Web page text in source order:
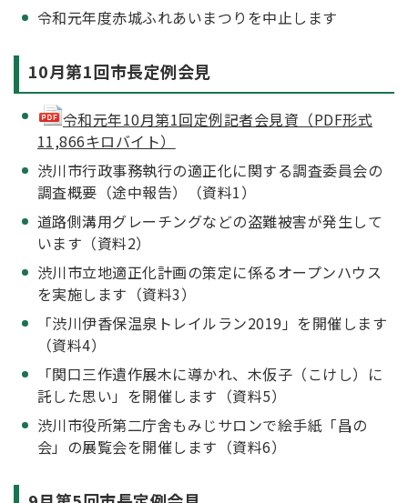
令和元年度赤城ふれあいまつりを中止します
10月第1回市長定例会見
令和元年10月第1回定例記者会見資（PDF形式
11,866キロバイト）
渋川市行政事務執行の適正化に関する調査委員会の
調査概要（途中報告）（資料1）
道路側溝用グレーチングなどの盗難被害が発生して
います（資料2）
渋川市立地適正化計画の策定に係るオープンハウス
を実施します（資料3）
「渋川伊香保温泉トレイルラン2019」を開催します
（資料4）
「関口三作遺作展木に導かれ、木仮子（こけし）に
託した思い」を開催します（資料5）
渋川市役所第二庁舍もみじサロンで絵手紙「昌の
会」の展覧会を開催します（資料6）